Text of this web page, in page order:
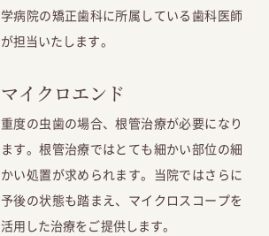
学病院の矯正歯科に所属している 歯科医師
が担当いたします。
マイクロエンド
重度の虫歯の場合、根管治療が必要になり
ます。根管治療ではとても細かい部位の細
かい処置が求められます。当院ではさらに
予後の状態も踏まえ、マイクロスコープを
活用した治療をご提供します。